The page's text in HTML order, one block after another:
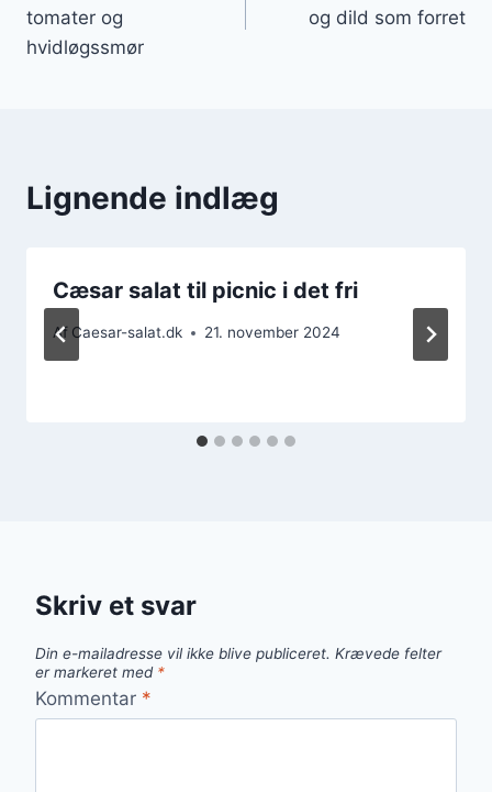
tomater og
hvidløgssmør
og dild som forret
Lignende indlæg
Cæsar salat til picnic i det fri
Af Caesar-salat.dk 21. november 2024
Skriv et svar
Din e-mailadresse vil ikke blive publiceret. Krævede felter
er markeret med *
Kommentar *